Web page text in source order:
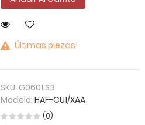
Últimas piezas!
SKU: G0601.S3
Modelo:HAF-CU1/XAA
(0)